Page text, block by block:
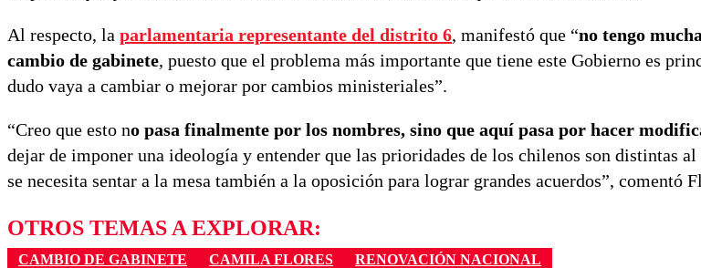
Al respecto, la parlamentaria representante del distrito 6, manifestó que “no tengo
cambio de gabinete, puesto que el problema más importante que tiene este Gobierno es
dudo vaya a cambiar o mejorar por cambios ministeriales”.
“Creo que esto no pasa finalmente por los nombres, sino que aquí pasa por hacer
dejar de imponer una ideología y entender que las prioridades de los chilenos son distintas
se necesita sentar a la mesa también a la oposición para lograr grandes acuerdos”, comentó
OTROS TEMAS A EXPLORAR:
CAMBIO DE GABINETE CAMILA FLORES RENOVACIÓN NACIONAL